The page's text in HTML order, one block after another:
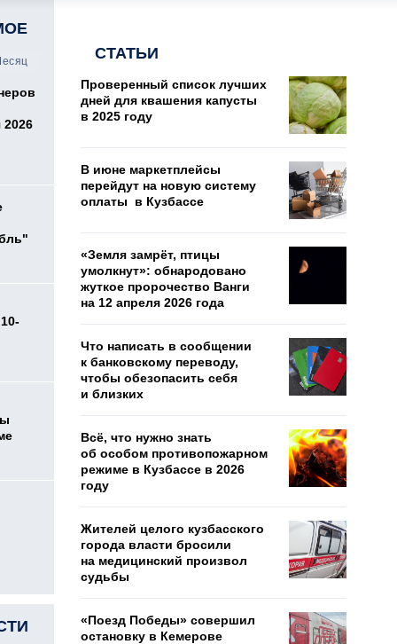
2026
СТАТЬИ
Проверенный список лучших
дней для квашения капусты
в 2025 году
В июне маркетплейсы
перейдут на новую систему
оплаты в Кузбассе
«Земля замрёт, птицы
умолкнут»: обнародовано
жуткое пророчество Ванги
на 12 апреля 2026 года
Что написать в сообщении
к банковскому переводу,
чтобы обезопасить себя
и близких
Всё, что нужно знать
об особом противопожарном
режиме в Кузбассе в 2026
году
Жителей целого кузбасского
города власти бросили
на медицинский произвол
судьбы
«Поезд Победы» совершил
остановку в Кемерове